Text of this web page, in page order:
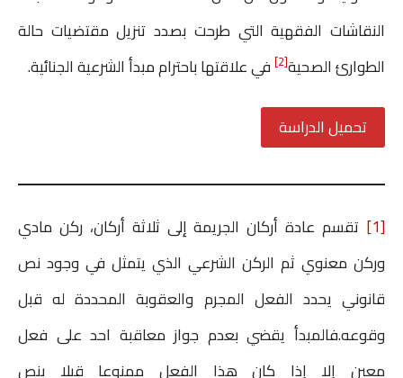
النقاشات الفقهية التي طرحت بصدد تنزيل مقتضيات حالة
الطوارئ الصحية[2] في علاقتها باحترام مبدأ الشرعية الجنائية.
تحميل الدراسة
[1]
تقسم عادة أركان الجريمة إلى ثلاثة أركان، ركن مادي
وركن معنوي ثم الركن الشرعي الذي يتمثل في وجود نص
قانوني يحدد الفعل المجرم والعقوبة المحددة له قبل
وقوعه.فالمبدأ يقضي بعدم جواز معاقبة احد على فعل
معين إلا إذا كان هذا الفعل ممنوعا قبلا بنص